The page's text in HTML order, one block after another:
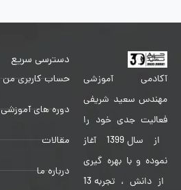
آکادمی آموزشی
مهندس سعید شریفی
فعالیت جدی خود را
از سال 1399 آغاز
نموده و با بهره گیری
از دانش ، تجربه 13
دسترسی سریع
حساب کاربری من
دوره های آموزشی
مقالات
درباره ما